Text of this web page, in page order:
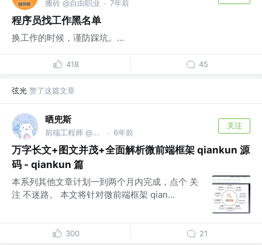
搬砖 @自由职业 · 7年前
程序员找工作黑名单
换工作的时候，谨防踩坑。...
418 45
弦光 赞了这篇文章
晒兜斯
前端工程师 @明源云 · 6年前
关注
万字长文+图文并茂+全面解析微前端框架 qiankun 源
码 - qiankun 篇
本系列其他文章计划一到两个月内完成，点个 关
注 不迷路。 本文将针对微前端框架 qian...
300 21